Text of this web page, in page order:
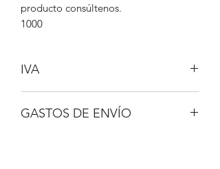
producto consúltenos.
1000
IVA
GASTOS DE ENVÍO